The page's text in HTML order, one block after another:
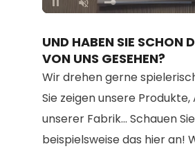
Unmute Loaded:
100.00%
UND HABEN SIE SCHON
VON UNS GESEHEN?
Wir drehen gerne
Sie zeigen unsere
unserer Fabrik... Schauen
beispielsweise das hier an!